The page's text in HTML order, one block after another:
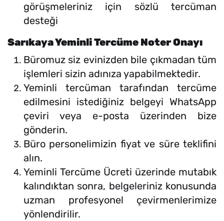
görüşmeleriniz için sözlü tercüman
desteği
Sarıkaya Yeminli Tercüme Noter Onayı
Büromuz siz evinizden bile çıkmadan tüm
işlemleri sizin adınıza yapabilmektedir.
Yeminli tercüman tarafından tercüme
edilmesini istediğiniz belgeyi WhatsApp
çeviri veya e-posta üzerinden bize
gönderin.
Büro personelimizin fiyat ve süre teklifini
alın.
Yeminli Tercüme Ücreti üzerinde mutabık
kalındıktan sonra, belgeleriniz konusunda
uzman profesyonel çevirmenlerimize
yönlendirilir.